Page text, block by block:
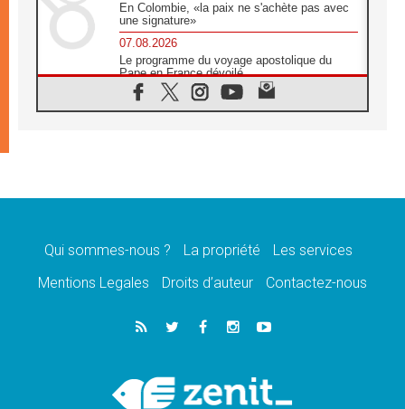
En Colombie, «la paix ne s'achète pas avec
une signature»
07.08.2026
Le programme du voyage apostolique du
Pape en France dévoilé
07.08.2026
1ère Conférence continentale sur l'éducation
07.08.2026
07.08.2026
lancement des «dix jours de prière pour la
06.08.2026
Préparatifs des JMJ 2027 à Séoul: «c'est
Chrétiens et confucéens: respect et sagesse
pour relever les «défis urgents»
Qui sommes-nous ? La propriété
Les services
Mentions Legales
Droits d’auteur Contactez-nous